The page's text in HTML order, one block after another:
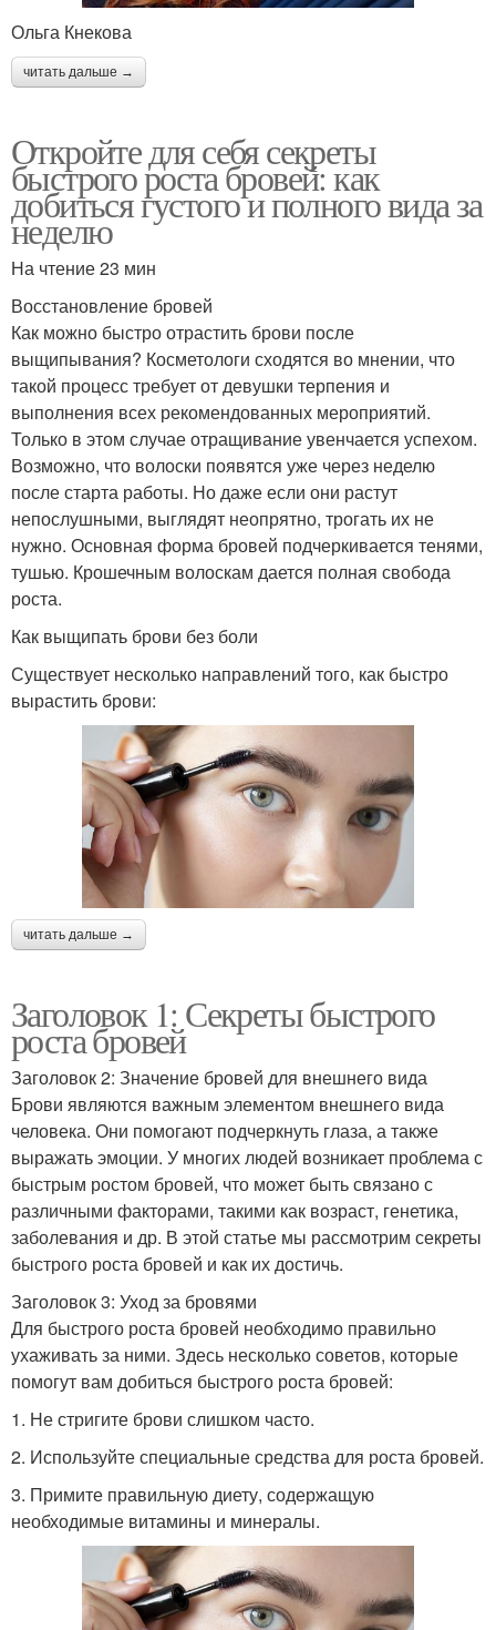
Ольга Кнекова
читать дальше →
Откройте для себя секреты
быстрого роста бровей: как
добиться густого и полного вида за
неделю
На чтение 23 мин
Восстановление бровей
Как можно быстро отрастить брови после
выщипывания? Косметологи сходятся во мнении, что
такой процесс требует от девушки терпения и
выполнения всех рекомендованных мероприятий.
Только в этом случае отращивание увенчается успехом.
Возможно, что волоски появятся уже через неделю
после старта работы. Но даже если они растут
непослушными, выглядят неопрятно, трогать их не
нужно. Основная форма бровей подчеркивается тенями,
тушью. Крошечным волоскам дается полная свобода
роста.
Как выщипать брови без боли
Существует несколько направлений того, как быстро
вырастить брови:
читать дальше →
Заголовок 1: Секреты быстрого
роста бровей
Заголовок 2: Значение бровей для внешнего вида
Брови являются важным элементом внешнего вида
человека. Они помогают подчеркнуть глаза, а также
выражать эмоции. У многих людей возникает проблема с
быстрым ростом бровей, что может быть связано с
различными факторами, такими как возраст, генетика,
заболевания и др. В этой статье мы рассмотрим секреты
быстрого роста бровей и как их достичь.
Заголовок 3: Уход за бровями
Для быстрого роста бровей необходимо правильно
ухаживать за ними. Здесь несколько советов, которые
помогут вам добиться быстрого роста бровей:
1. Не стригите брови слишком часто.
2. Используйте специальные средства для роста бровей.
3. Примите правильную диету, содержащую
необходимые витамины и минералы.